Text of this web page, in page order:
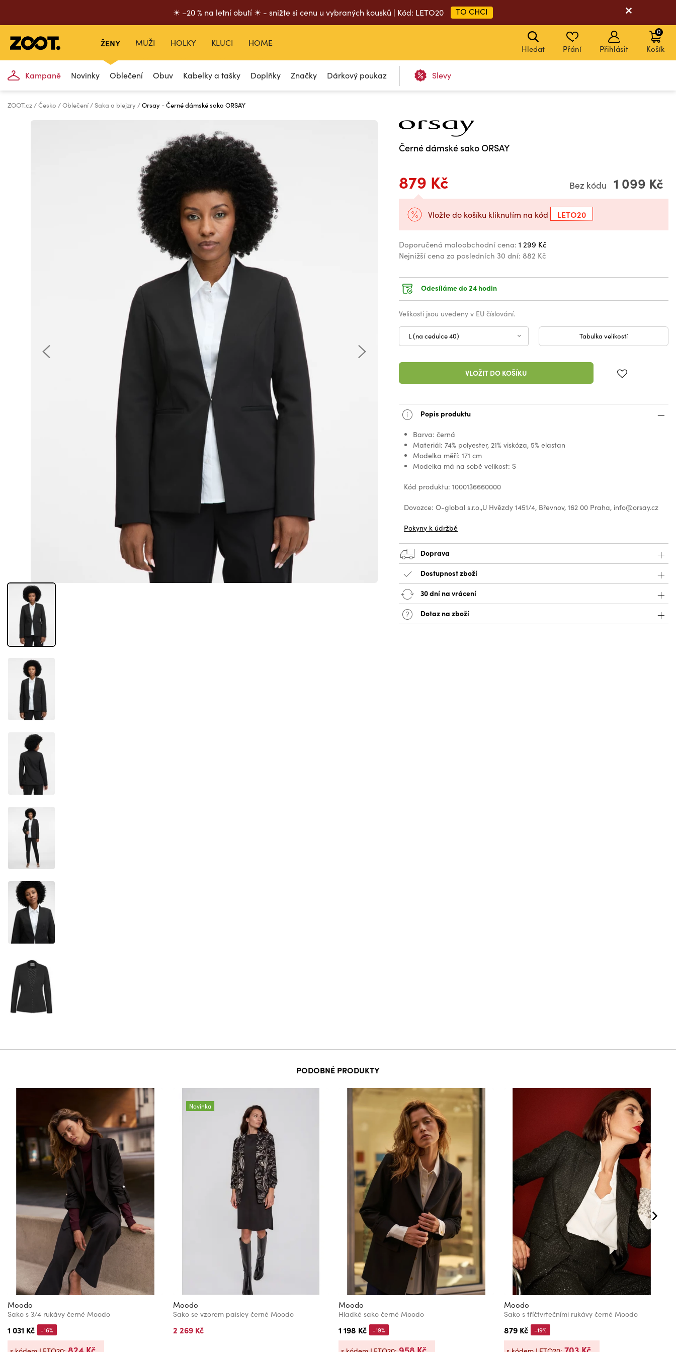
☀ –20 % na letní obutí ☀ - snižte si cenu u vybraných kousků | Kód: LETO20 TO CHCI
ŽENY
Kampaně Novinky Oblečení Obuv Kabelky a tašky Doplňky Značky Dárkový poukaz Slevy
MUŽI HOLKY KLUCI HOME
Hledat Přání Přihlásit Košík
0
ZOOT.cz Česko Oblečení Saka a blejzry Orsay - Černé dámské sako ORSAY
Černé dámské sako ORSAY
879 Kč Bez kódu 1 099 Kč
Vložte do košíku kliknutím na kód LETO20
Doporučená maloobchodní cena: 1 299 Kč
Nejnižší cena za posledních 30 dní: 882 Kč
Odesíláme do 24 hodin
Velikosti jsou uvedeny v EU číslování.
L (na cedulce 40) Tabulka velikostí
VLOŽIT DO KOŠÍKU
Popis produktu
Barva: černá
Materiál: 74% polyester, 21% viskóza, 5% elastan
Modelka měří: 171 cm
Modelka má na sobě velikost: S
Kód produktu: 1000136660000
Dovozce: O-global s.r.o.,U Hvězdy 1451/4, Břevnov, 162 00 Praha, info@orsay.cz
Pokyny k údržbě
Doprava
Dostupnost zboží
30 dní na vrácení
Dotaz na zboží
PODOBNÉ PRODUKTY
Moodo
Sako s 3/4 rukávy černé Moodo
1 031 Kč -16%
Novinka
Moodo
Sako se vzorem paisley černé Moodo
2 269 Kč
Moodo
Hladké sako černé Moodo
1 198 Kč -19%
Moodo
Sako s tříčtvrtečními rukávy černé Moodo
879 Kč -19%